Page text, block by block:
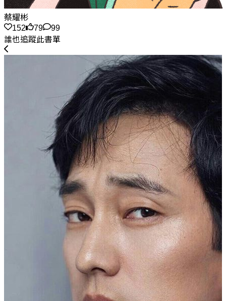
蔡耀彬
152
79
99
誰也追蹤此書單